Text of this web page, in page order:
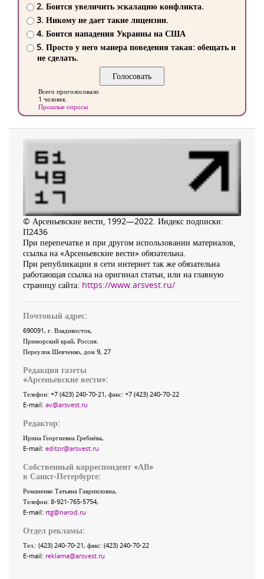
2. Боится увеличить эскалацию конфликта.
3. Никому не дает такие лицензии.
4. Боится нападения Украины на США
5. Просто у него манера поведения такая: обещать и
не сделать.
Всего проголосовало
1 человек
Прошлые опросы
© Арсеньевские вести, 1992—2022. Индекс подписки:
П2436
При перепечатке и при другом использовании материалов,
ссылка на «Арсеньевские вести» обязательна.
При републикации в сети интернет так же обязательна
работающая ссылка на оригинал статьи, или на главную
страницу сайта: https://www.arsvest.ru/
Почтовый адрес:
690091, г. Владивосток,
Приморский край, Россия
Переулок Шевченко, дом 9, 27
Редакция газеты
«Арсеньевские вести»:
Телефон: +7 (423) 240-70-21, факс: +7 (423) 240-70-22
E-mail: av@arsvest.ru
Редактор:
Ирина Георгиевна Гребнёва,
E-mail: editor@arsvest.ru
Собственный корреспондент «АВ»
в Санкт-Петербурге:
Романенко Татьяна Гаврииловна,
Телефон: 8-921-765-5754,
E-mail: rtg@narod.ru
Отдел рекламы:
Тел.: (423) 240-70-21, факс: (423) 240-70-22
E-mail: reklama@arsvest.ru